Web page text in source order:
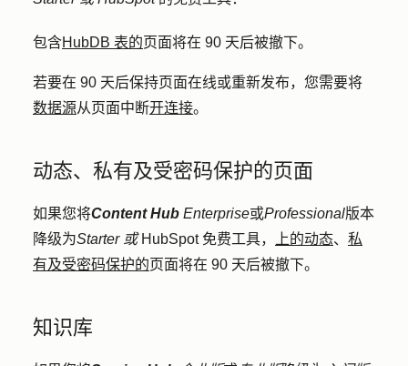
包含HubDB 表的页面将在 90 天后被撤下。
若要在 90 天后保持页面在线或重新发布，您需要将
数据源从页面中断开连接。
动态、私有及受密码保护的页面
如果您将Content Hub Enterprise或Professional版本
降级为Starter 或 HubSpot 免费工具， 上的动态、 私
有及受密码保护的页面将在 90 天后被撤下。
知识库